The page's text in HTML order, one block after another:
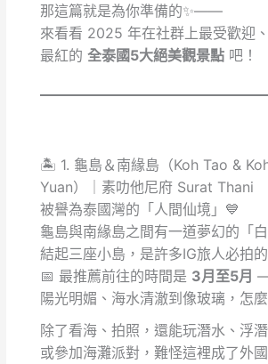
那這篇就是為你準備的✨——
來看看 2025 年在社群上最受歡迎
最紅的全泰國5大絕美觀景點 吧！
🏝️ 1. 龜島＆南緣島（Koh Tao &
Yuan）｜素叻他尼府 Surat Thani
被譽為泰國灣的「人間仙境」💙
龜島與南緣島之間有一道夢幻的「
結起三座小島，是許多IG旅人必拍
📅 最推薦前往的時間是 3月至5月
陽光明媚、海水清澈到像玻璃，怎
除了看海、拍照，還能玩潛水、浮
或參加海灘派對，難怪這裡成了外